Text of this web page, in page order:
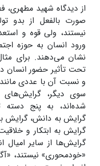
از دیدگاه شهید مطهری،
صورت بالفعل از بدو
نیستند، ولی قوه و
ورود انسان به حوزه
تحت تأثیر حضور انسان
سوی دیگر، گرایش‌های
شده‌اند، به پنج
گرایش به دانش، گرایش
گرایش به ابتکار و
گرایش‌ها از سایر
«خودمحوری» نیستند،